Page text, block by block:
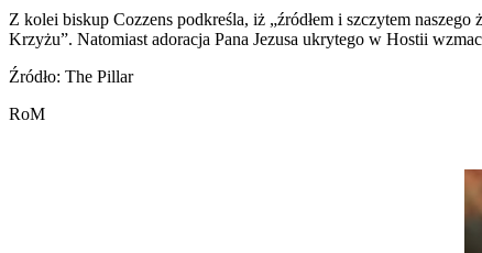
Z kolei biskup Cozzens podkreśla, iż „źródłem i szczytem
Krzyżu”. Natomiast adoracja Pana Jezusa ukrytego w Hostii
Źródło: The Pillar
RoM